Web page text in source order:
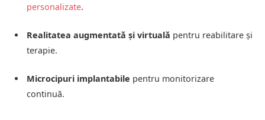
personalizate.
Realitatea augmentată și virtuală pentru reabilitare și
terapie.
Microcipuri implantabile pentru monitorizare
continuă.